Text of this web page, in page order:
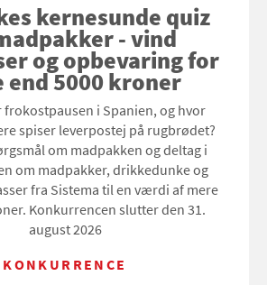
kernesunde quiz
- vind
og opbevaring for
end 5000 kroner
frokostpausen i Spanien, og hvor
spiser leverpostej på rugbrødet?
om madpakken og deltag i
om madpakker, drikkedunke og
fra Sistema til en værdi af mere
Konkurrencen slutter den 31.
august 2026
KONKURRENCE